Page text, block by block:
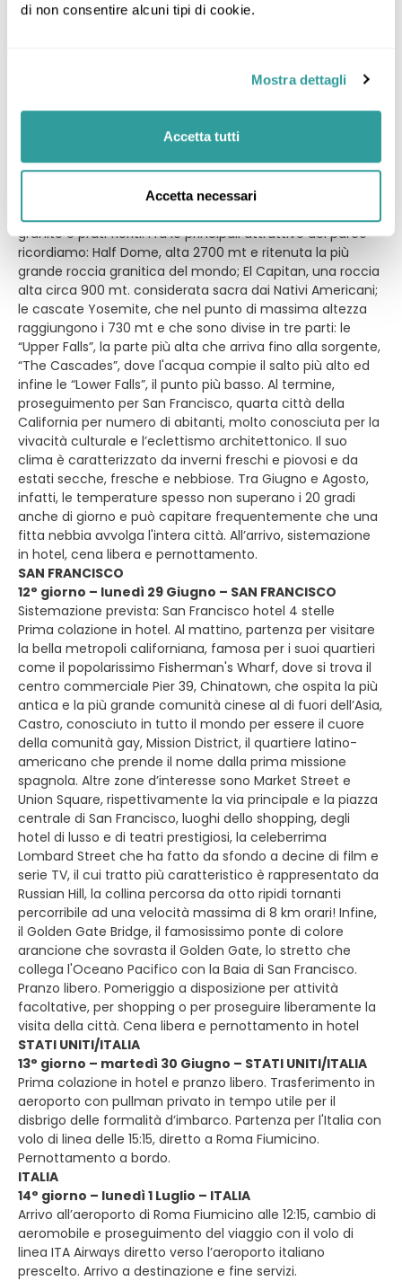
di non consentire alcuni tipi di cookie.
Mostra dettagli
Accetta tutti
Accetta necessari
MAMMOTH LAKES / YOSEMITE / SAN FRANCISCO
Prima colazione in hotel e pranzo libero. Partenza in
di altitudine) per poi scendere lungo il versante
occidentale della Sierra Nevada. Lo Yosemite National Park
ha più o meno le stesse dimensioni della Valle d'Aosta e
offre scenari spettacolari, fatti di cascare, foreste, cupole
granito e prati fioriti. Fra le principali attrattive del parco
ricordiamo: Half Dome, alta 2700 mt e ritenuta la più
grande roccia granitica del mondo; El Capitan, una roccia
alta circa 900 mt. considerata sacra dai Nativi Americani;
le cascate Yosemite, che nel punto di massima altezza
raggiungono i 730 mt e che sono divise in tre parti: le
“Upper Falls”, la parte più alta che arriva fino alla sorgente,
“The Cascades”, dove l'acqua compie il salto più alto ed
infine le “Lower Falls”, il punto più basso. Al termine,
proseguimento per San Francisco, quarta città della
California per numero di abitanti, molto conosciuta per la
vivacità culturale e l’eclettismo architettonico. Il suo
clima è caratterizzato da inverni freschi e piovosi e da
estati secche, fresche e nebbiose. Tra Giugno e Agosto,
infatti, le temperature spesso non superano i 20 gradi
anche di giorno e può capitare frequentemente che una
fitta nebbia avvolga l'intera città. All’arrivo, sistemazione
in hotel, cena libera e pernottamento.
SAN FRANCISCO
12° giorno – lunedì 29 Giugno – SAN FRANCISCO
Sistemazione prevista: San Francisco hotel 4 stelle
Prima colazione in hotel. Al mattino, partenza per visitare
la bella metropoli californiana, famosa per i suoi quartieri
come il popolarissimo Fisherman's Wharf, dove si trova il
centro commerciale Pier 39, Chinatown, che ospita la più
antica e la più grande comunità cinese al di fuori dell’Asia,
Castro, conosciuto in tutto il mondo per essere il cuore
della comunità gay, Mission District, il quartiere latino-
americano che prende il nome dalla prima missione
spagnola. Altre zone d’interesse sono Market Street e
Union Square, rispettivamente la via principale e la piazza
centrale di San Francisco, luoghi dello shopping, degli
hotel di lusso e di teatri prestigiosi, la celeberrima
Lombard Street che ha fatto da sfondo a decine di film e
serie TV, il cui tratto più caratteristico è rappresentato da
Russian Hill, la collina percorsa da otto ripidi tornanti
percorribile ad una velocità massima di 8 km orari! Infine,
il Golden Gate Bridge, il famosissimo ponte di colore
arancione che sovrasta il Golden Gate, lo stretto che
collega l'Oceano Pacifico con la Baia di San Francisco.
Pranzo libero. Pomeriggio a disposizione per attività
facoltative, per shopping o per proseguire liberamente la
visita della città. Cena libera e pernottamento in hotel
STATI UNITI/ITALIA
13° giorno – martedì 30 Giugno – STATI UNITI/ITALIA
Prima colazione in hotel e pranzo libero. Trasferimento in
aeroporto con pullman privato in tempo utile per il
disbrigo delle formalità d’imbarco. Partenza per l'Italia con
volo di linea delle 15:15, diretto a Roma Fiumicino.
Pernottamento a bordo.
ITALIA
14° giorno – lunedì 1 Luglio – ITALIA
Arrivo all’aeroporto di Roma Fiumicino alle 12:15, cambio di
aeromobile e proseguimento del viaggio con il volo di
linea ITA Airways diretto verso l’aeroporto italiano
prescelto. Arrivo a destinazione e fine servizi.